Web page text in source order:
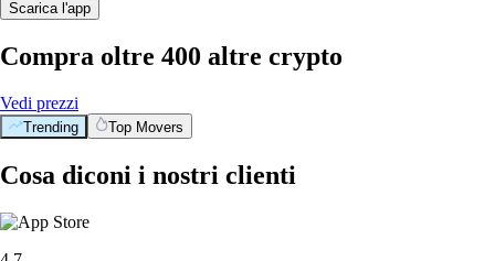
Scarica l'app
Compra oltre 400 altre crypto
Vedi prezzi
Trending Top Movers
Cosa diconi i nostri clienti